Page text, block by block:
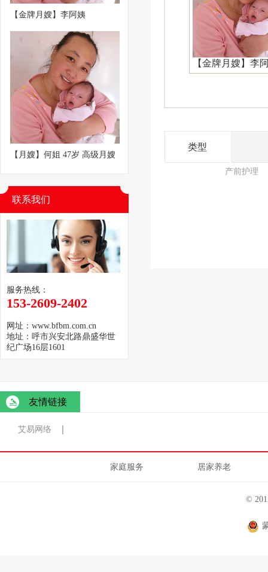
【金牌月嫂】李阿姨
【月嫂】何姐 47岁 高级月嫂
联系我们
服务热线：
153-2609-2402
网址：www.bfbm.com.cn
地址：呼市兴安北路鼎盛华世
纪广场16层1601
【金牌月嫂】李
类型
产前护理
友情链接
艾易网络
家庭服务 居家养老
©